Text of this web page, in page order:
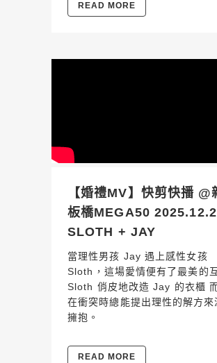
READ MORE
【婚禮MV】快剪快播 @
板橋MEGA50
SLOTH + JAY
當理性男孩 Jay 遇上感性女孩
Sloth，這場愛情便有了最美的
Sloth 俏皮地改造 Jay 的衣櫃
在衝突時總能提出理性的解方來
擁抱。
READ MORE